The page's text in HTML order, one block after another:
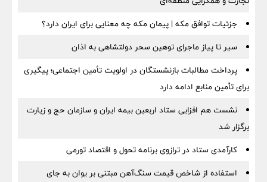
جزئیات توافق مکه | پیمان مکه چه معنایی برای ایران دارد؟
سیر تا پیاز ماجرای توهین سحر دولتشاهی به اذان
پرداخت مطالبات بازنشستگان در اولویت تأمین اجتماعی؛ پیگیری
برای تأمین منابع ادامه دارد
نشست هم افزایی ستاد اربعین بیمه ایران و سازمان حج و زیارت
برگزار شد
کارآمدی ستاد در ترازوی برنامه تحول و اقتصاد تورمی
استفاده از شاخص قیمت سنگ‌آهن مبتنی بر یوان به جای